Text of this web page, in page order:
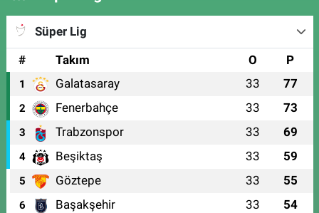
Süper Lig
#
Takım O P
1 Galatasaray 33 77
2 Fenerbahçe 33 73
3 Trabzonspor 33 69
4 Beşiktaş 33 59
5 Göztepe 33 55
6 Başakşehir 33 54